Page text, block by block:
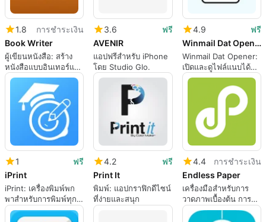
1.8
การชำระเงิน
Book Writer
ผู้เขียนหนังสือ: สร้าง
หนังสือแบบอินเทอร์แอ
คทีฟได้อย่างง่าย
3.6
ฟรี
AVENIR
แอปฟรีสำหรับ iPhone
โดย Studio Glo.
4.9
ฟรี
Winmail Dat Opener
Winmail Dat Opener:
เปิดและดูไฟล์แนบได้
อย่างง่ายดาย
1
ฟรี
iPrint
iPrint: เครื่องพิมพ์พก
พาสำหรับการพิมพ์ทุก
ความต้องการของคุณ
4.2
ฟรี
Print It
พิมพ์: แอปกราฟิกดีไซน์
ที่ง่ายและสนุก
4.4
การชำระเงิน
Endless Paper
เครื่องมือสำหรับการ
วาดภาพเบื้องต้น การ
สร้างภาพเคลื่อนไหว